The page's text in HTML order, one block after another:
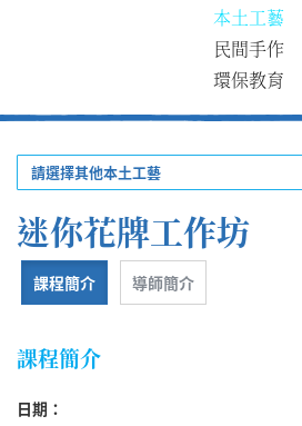
本土工藝
民間手作
環保教育
請選擇其他本土工藝
迷你花牌工作坊
課程簡介 導師簡介
課程簡介
日期：